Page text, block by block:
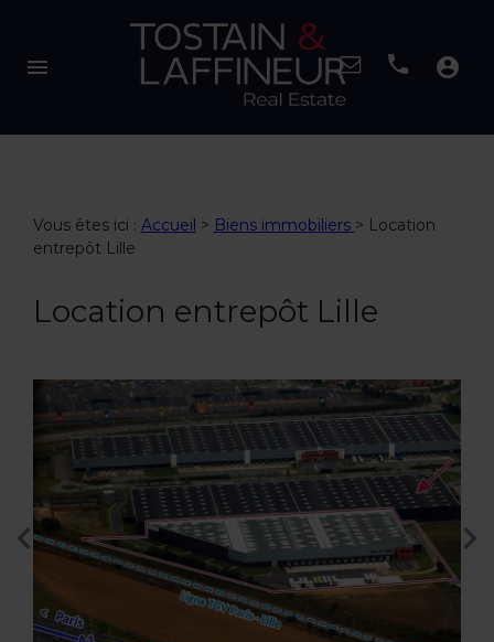
menu account_circle
Vous êtes ici : Accueil > Biens immobiliers > Location
entrepôt Lille
Location entrepôt Lille